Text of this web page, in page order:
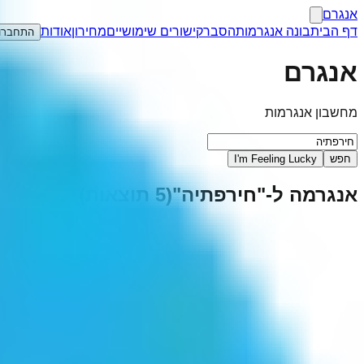
אנגרם
דף הביתבונה אנגרמותהסברקישורים שימושייםמחירוןאודות
אנגרם
מחשבון אנגרמות
חפש I'm Feeling Lucky
אנגרמה ל-"חירפתיה"
(
5תוצאות)